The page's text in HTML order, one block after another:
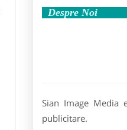
Despre Noi
Sian Image Media
publicitare.